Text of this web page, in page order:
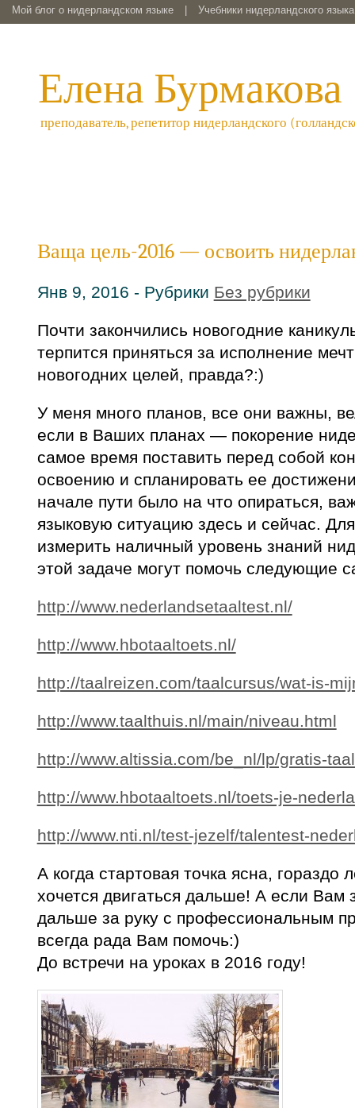
Мой блог о нидерландском языке Учебники нидерландского
Елена Бурмакова
преподаватель, репетитор нидерландского
Ваща цель-2016 — освоить
Янв 9, 2016 - Рубрики Без рубрики
Почти закончились новогодние
терпится приняться за исполнение
новогодних целей, правда?:)
У меня много планов, все они важны,
если в Ваших планах — покорение
самое время поставить перед собой
освоению и спланировать ее
начале пути было на что опираться,
языковую ситуацию здесь и сейчас.
измерить наличный уровень знаний
этой задаче могут помочь следующие
http://www.nederlandsetaaltest.nl/
http://www.hbotaaltoets.nl/
http://taalreizen.com/taalcursus/wat-is-
http://www.taalthuis.nl/main/niveau.html
http://www.altissia.com/be_nl/lp/gratis-
http://www.hbotaaltoets.nl/toets-je-
http://www.nti.nl/test-jezelf/talentest-
А когда стартовая точка ясна, гораздо
хочется двигаться дальше! А если Вам
дальше за руку с профессиональным
всегда рада Вам помочь:)
До встречи на уроках в 2016 году!